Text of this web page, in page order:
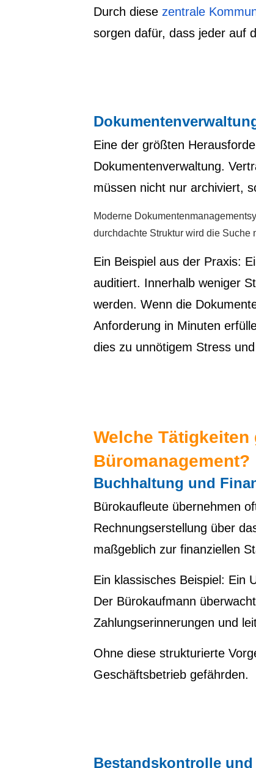
Durch diese zentrale
sorgen dafür, dass jeder auf
Eine der größten
Dokumentenverwaltung.
müssen nicht nur archiviert,
Moderne
durchdachte Struktur wird die Suche
Ein Beispiel aus der Praxis:
auditiert. Innerhalb weniger
werden. Wenn die
Anforderung in Minuten
dies zu unnötigem Stress
Welche
Büromanagement?
Buchhaltung und
Bürokaufleute übernehmen
Rechnungserstellung über
maßgeblich zur finanziellen
Ein klassisches Beispiel: Ein
Der Bürokaufmann
Zahlungserinnerungen und
Ohne diese strukturierte
Geschäftsbetrieb gefährden.
Bestandskontrolle